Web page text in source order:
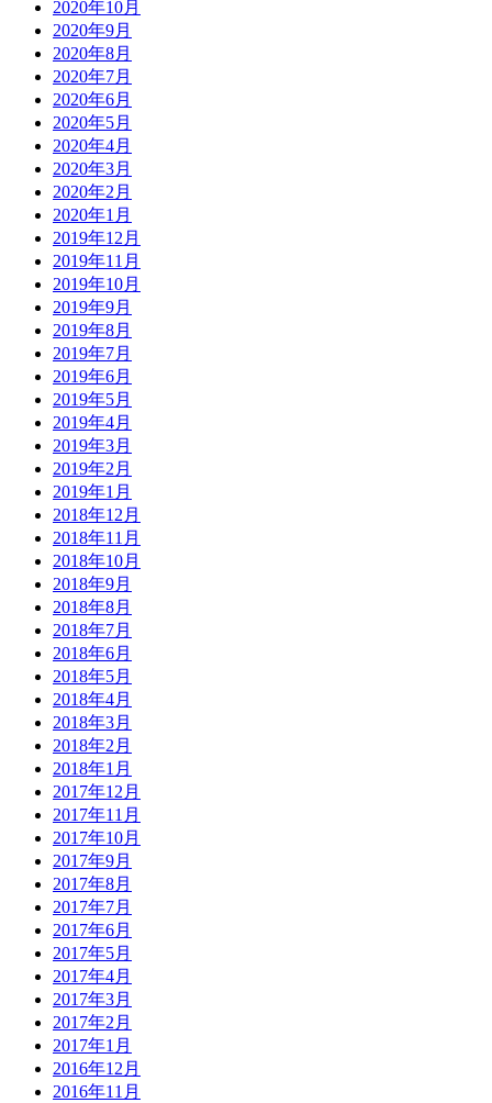
2020年10月
2020年9月
2020年8月
2020年7月
2020年6月
2020年5月
2020年4月
2020年3月
2020年2月
2020年1月
2019年12月
2019年11月
2019年10月
2019年9月
2019年8月
2019年7月
2019年6月
2019年5月
2019年4月
2019年3月
2019年2月
2019年1月
2018年12月
2018年11月
2018年10月
2018年9月
2018年8月
2018年7月
2018年6月
2018年5月
2018年4月
2018年3月
2018年2月
2018年1月
2017年12月
2017年11月
2017年10月
2017年9月
2017年8月
2017年7月
2017年6月
2017年5月
2017年4月
2017年3月
2017年2月
2017年1月
2016年12月
2016年11月